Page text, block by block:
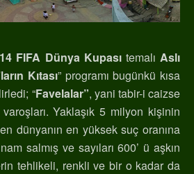
FIFA Dünya KupasıtemalıAslı
Kıtası” programı bugünkü kısa
“Favelalar”, yani tabir-i caizse
varoşları. Yaklaşık 5 milyon kişinin
dünyanın en yüksek suç oranına
salmış ve sayıları 600’ ü aşkın
tehlikeli, renkli ve bir o kadar da